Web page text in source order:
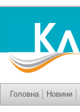
Головна Новини